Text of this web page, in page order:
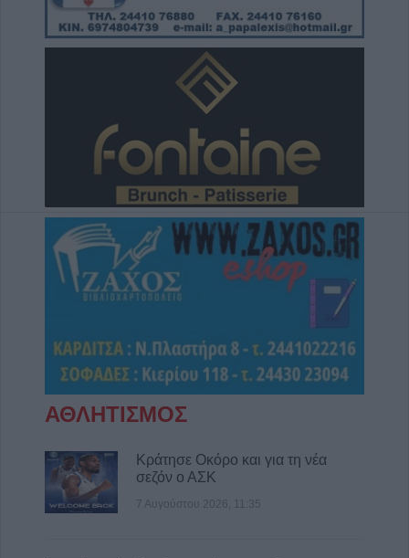
ΑΘΛΗΤΙΣΜΟΣ
Κράτησε Οκόρο και για τη νέα
σεζόν ο ΑΣΚ
7 Αυγούστου 2026, 11:35